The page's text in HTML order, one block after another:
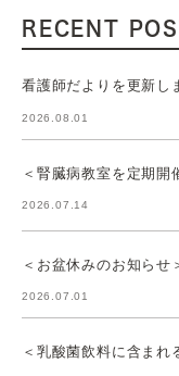
RECENT
看護師だよりを更新し
2026.08.01
＜腎臓病教室を定期開
2026.07.14
＜お盆休みのお知らせ
2026.07.01
＜乳酸菌飲料に含まれ